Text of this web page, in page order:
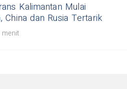
Kalimantan Mulai
China dan Rusia Tertarik